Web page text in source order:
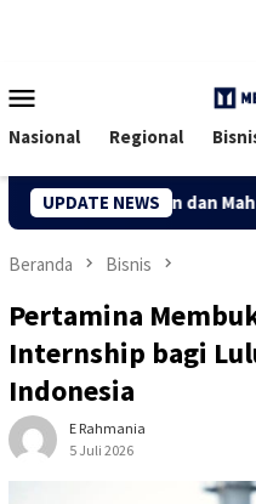
Mobile
Nasional Regional
UPDATE NEWS
Dosen dan
Beranda Bisnis
Pertamina
Internship bagi
Indonesia
E Rahmania
5 Juli 2026